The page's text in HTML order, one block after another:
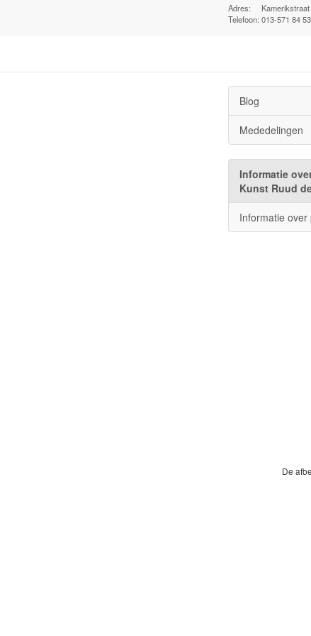
Adres:
Telefoon: 013-571 84 53
Blog
Mededelingen
Informatie
Kunst Ruud
Informatie over
De